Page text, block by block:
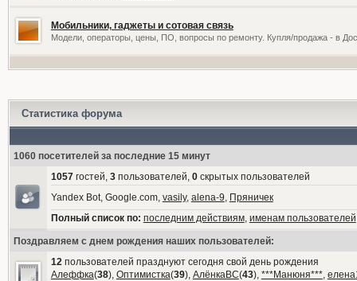
Мобильники, гаджеты и сотовая связь
Модели, операторы, цены, ПО, вопросы по ремонту. Купля/продажа - в
Статистика форума
1060 посетителей за последние 15 минут
1057гостей, 3пользователей, 0скрытых пользователей
Yandex Bot, Google.com, vasily, alena-9, Пряничек
Полный список по: последним действиям, именам пользователей
Поздравляем с днем рождения наших пользователей:
12пользователей празднуют сегодня свой день рождения
Алеффка(38), Оптимистка(39), АлёнкаВС(43), ***Манюня***,